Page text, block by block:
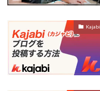
Kajabi